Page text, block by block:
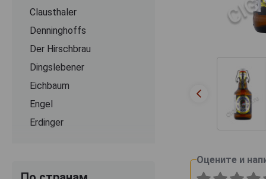
Clausthaler
Denninghoffs
Der Hirschbrau
Dingslebener
Eichbaum
Engel
Erdinger
Оцените и